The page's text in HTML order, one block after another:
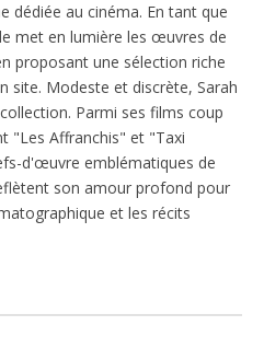
dédiée au cinéma. En tant que
met en lumière les œuvres de
proposant une sélection riche
site. Modeste et discrète, Sarah
Parmi ses films coup
"Les Affranchis" et "Taxi
d'œuvre emblématiques de
son amour profond pour
et les récits